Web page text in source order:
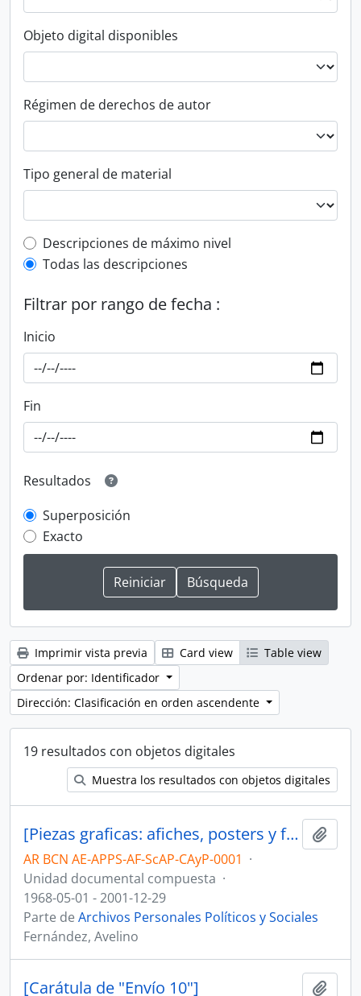
Objeto digital disponibles
Régimen de derechos de autor
Tipo general de material
Top-level description filter
Descripciones de máximo nivel
Todas las descripciones
Filtrar por rango de fecha :
Inicio
Fin
Resultados
Superposición
Exacto
Imprimir vista previa Card view
Table view
Ordenar por: Identificador
Dirección: Clasificación en orden ascendente
19 resultados con objetos digitales
Muestra los resultados con objetos digitales
[Piezas graficas: afiches, posters y fotos periodísticas]
AR BCN AE-APPS-AF-ScAP-CAyP-0001 ·
Unidad documental compuesta ·
1968-05-01 - 2001-12-29
Parte de Archivos Personales Políticos y Sociales
Fernández, Avelino
[Carátula de "Envío 10"]